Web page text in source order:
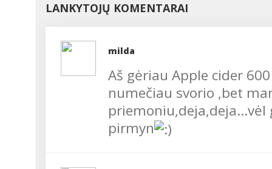
LANKYTOJŲ KOMENTARAI
milda
Aš gėriau Apple cider
numečiau svorio ,bet
pirmyn